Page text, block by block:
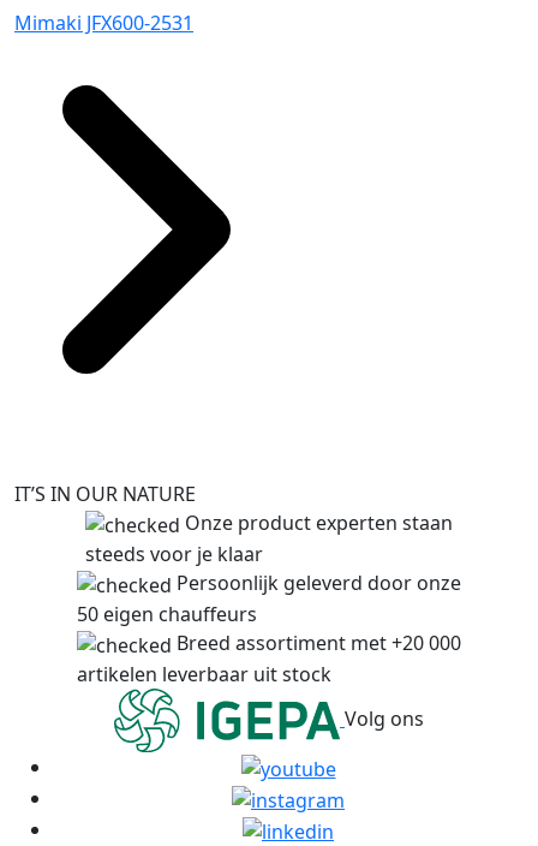
Mimaki JFX600-2531
IT’S IN OUR NATURE
Onze product experten staan
steeds voor je klaar
Persoonlijk geleverd door onze
50 eigen chauffeurs
Breed assortiment met +20 000
artikelen leverbaar uit stock
Volg ons